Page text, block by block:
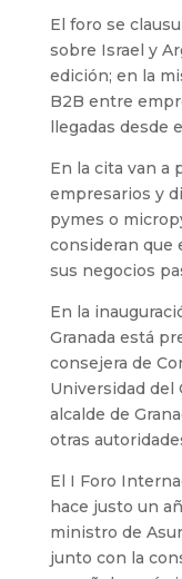
El foro se
sobre Israel y
edición; en la
B2B entre
llegadas desde
En la cita van a
empresarios y
pymes o
consideran que
sus negocios
En la
Granada está
consejera de
Universidad del
alcalde de
otras
El I Foro
hace justo un
ministro de
junto con la